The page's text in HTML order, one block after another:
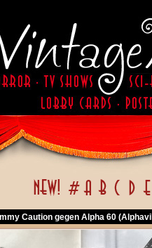
Caution gegen Alpha 60